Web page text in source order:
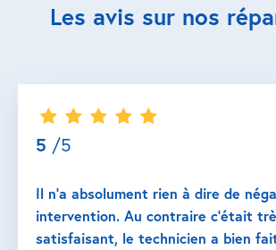
Les avis sur nos
5 /5
Il n’a absolument rien à dire de
intervention. Au contraire c’était
satisfaisant, le technicien a bien